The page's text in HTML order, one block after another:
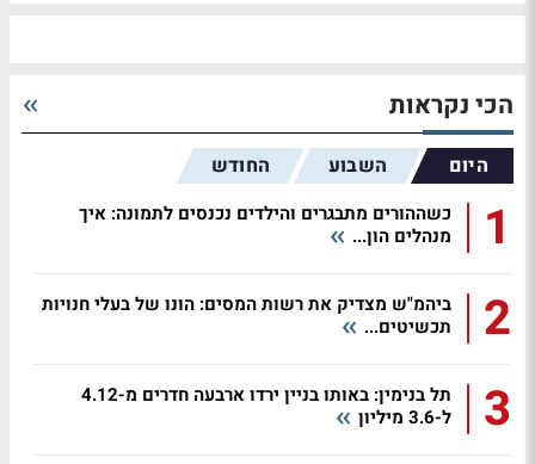
הכי נקראות
היום השבוע החודש
1
כשההורים מתבגרים והילדים נכנסים לתמונה: איך
מנהלים הון...
2
ביהמ"ש מצדיק את רשות המסים: הונו של בעלי חנויות
תכשיטים...
3
תל בנימין: באותו בניין ירדו ארבעה חדרים מ-4.12
ל-3.6 מיליון